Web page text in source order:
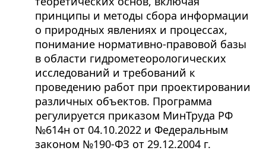
принципы и методы сбора информации
о природных явлениях и процессах,
понимание нормативно-правовой базы
в области гидрометеорологических
исследований и требований к
проведению работ при проектировании
различных объектов. Программа
регулируется приказом МинТруда РФ
№614н от 04.10.2022 и Федеральным
законом №190-ФЗ от 29.12.2004 г.